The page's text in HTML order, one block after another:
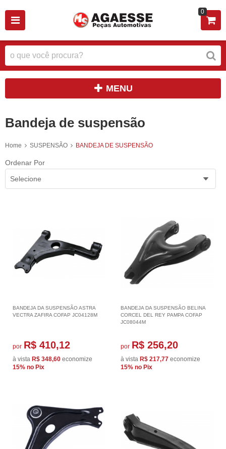
0
MENU
Bandeja de suspensão
Home SUSPENSÃO BANDEJA DE SUSPENSÃO
Ordenar Por
Selecione
BANDEJA DA SUSPENSÃO ASTRA
VECTRA ZAFIRA COFAP JC04128M
por R$ 410,12
à vista R$ 348,60 economize
15% no Pix
BANDEJA DA SUSPENSÃO BELINA
CORCEL DEL REY PAMPA COFAP
JC08044M
por R$ 256,20
à vista R$ 217,77 economize
15% no Pix